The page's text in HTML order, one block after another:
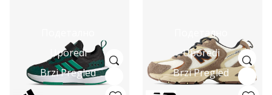
Uporedi
Brzi Pregled
Подетално
Uporedi
Brzi Pregled